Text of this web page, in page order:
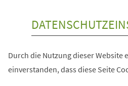
Durch die Nutzung dieser Website
einverstanden, dass diese Seite